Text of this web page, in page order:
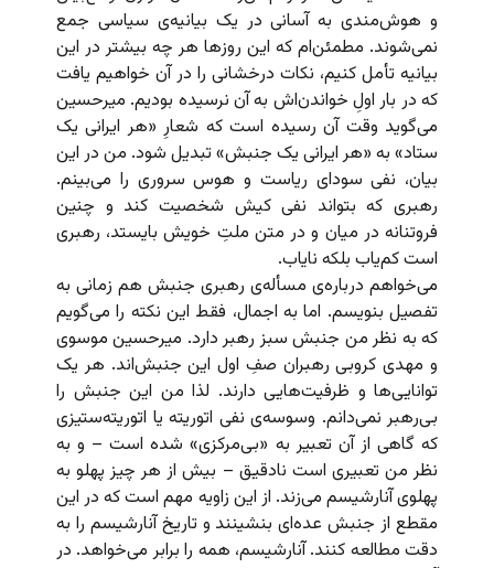
و هوش‌مندی به آسانی در یک بیانیه‌ی سیاسی جمع
نمی‌شوند. مطمئن‌ام که این روزها هر چه بیشتر در این
بیانیه تأمل کنیم، نکات درخشانی را در آن خواهیم یافت
که در بار اولِ‌ خواندن‌اش به آن نرسیده بودیم. میرحسین
می‌گوید وقت آن رسیده است که شعارِ «هر ایرانی یک
ستاد» به «هر ایرانی یک جنبش» تبدیل شود. من در این
بیان، نفی سودای ریاست و هوس سروری را می‌بینم.
رهبری که بتواند نفی کیش شخصیت کند و چنین
فروتنانه در میان و در متن ملتِ خویش بایستد، رهبری
است کم‌یاب بلکه نایاب.
می‌خواهم درباره‌ی مسأله‌ی رهبری جنبش هم زمانی به
تفصیل بنویسم. اما به اجمال، فقط این نکته را می‌گویم
که به نظر من جنبش سبز رهبر دارد. میرحسین موسوی
و مهدی کروبی رهبران صفِ اول این جنبش‌اند. هر یک
توانایی‌ها و ظرفیت‌هایی دارند. لذا من این جنبش را
بی‌رهبر نمی‌دانم. وسوسه‌ی نفی اتوریته یا اتوریته‌ستیزی
که گاهی از آن تعبیر به «بی‌مرکزی» شده است – و به
نظر من تعبیری است نادقیق – بیش از هر چیز پهلو به
پهلوی آنارشیسم می‌زند. از این زاویه مهم است که در این
مقطع از جنبش عده‌ای بنشینند و تاریخ آنارشیسم را به
دقت مطالعه کنند. آنارشیسم، همه را برابر می‌خواهد. در